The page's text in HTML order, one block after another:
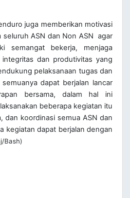
juga memberikan motivasi
seluruh ASN dan Non ASN agar
semangat bekerja, menjaga
integritas dan produtivitas yang
pelaksanaan tugas dan
dapat berjalan lancar
bersama, dalam hal ini
beberapa kegiatan itu
dan koordinasi semua ASN dan
kegiatan dapat berjalan dengan
Bash)